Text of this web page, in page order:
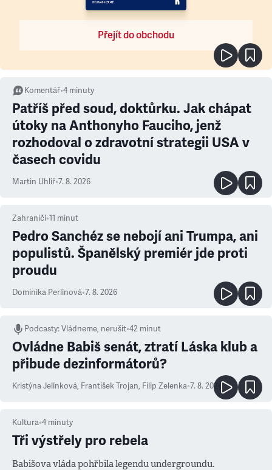
Přejít do obchodu
Komentář•4 minuty
Patříš před soud, doktůrku. Jak chápat
útoky na Anthonyho Fauciho, jenž
rozhodoval o zdravotní strategii USA v
časech covidu
Martin Uhlíř•7. 8. 2026
Zahraničí•11 minut
Pedro Sanchéz se nebojí ani Trumpa, ani
populistů. Španělský premiér jde proti
proudu
Dominika Perlínová•7. 8. 2026
Podcasty:Vládneme, nerušit•42 minut
Ovládne Babiš senát, ztratí Láska klub a
přibude dezinformátorů?
Kristýna Jelínková, František Trojan, Filip Zelenka•7. 8. 2026
Kultura•4 minuty
Tři výstřely pro rebela
Babišova vláda pohřbila legendu undergroundu.